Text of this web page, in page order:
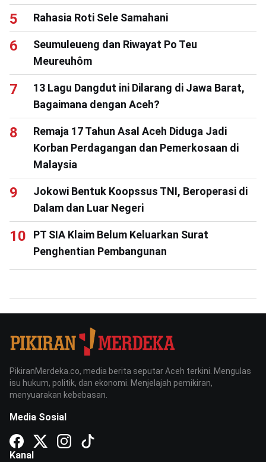
Rahasia Roti Sele Samahani
Seumuleueng dan Riwayat Po Teu
Meureuhôm
13 Lagu Dangdut ini Dilarang di Jawa Barat,
Bagaimana dengan Aceh?
Remaja 17 Tahun Asal Aceh Diduga Jadi
Korban Perdagangan dan Pemerkosaan di
Malaysia
Jokowi Bentuk Koopssus TNI, Beroperasi di
Dalam dan Luar Negeri
PT SIA Klaim Belum Keluarkan Surat
Penghentian Pembangunan
PikiranMerdeka.co, media berita seputar Aceh terkini. Mengulas
isu hukum, politik, dan ekonomi. Menjelajah pemikiran,
menyuarakan kebebasan.
Media Sosial
Kanal